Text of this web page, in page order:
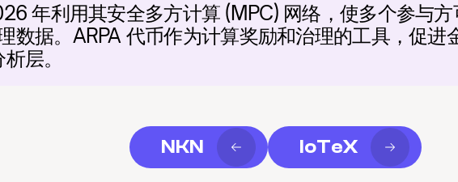
年利用其安全多方计算 (MPC) 网络，使多个参与
数据。ARPA 代币作为计算奖励和治理的工具，促进
层。
NKN IoTeX